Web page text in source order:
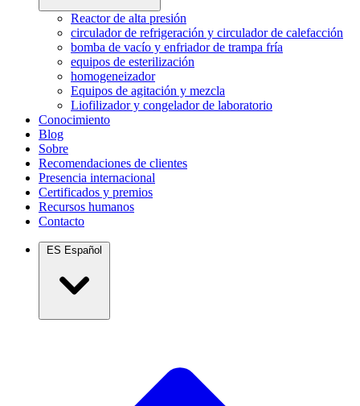
Reactor de alta presión
circulador de refrigeración y circulador de calefacción
bomba de vacío y enfriador de trampa fría
equipos de esterilización
homogeneizador
Equipos de agitación y mezcla
Liofilizador y congelador de laboratorio
Conocimiento
Blog
Sobre
Recomendaciones de clientes
Presencia internacional
Certificados y premios
Recursos humanos
Contacto
ES Español